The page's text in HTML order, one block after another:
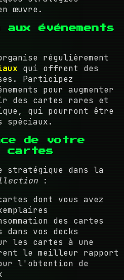
œuvre.
événements
organise régulièrement
qui offrent des
Participez
pour augmenter
des cartes rares et
qui pourront être
de votre
cartes
stratégique dans la
:
dont vous avez
des cartes
vos decks
les cartes à une
le meilleur rapport
l'obtention de